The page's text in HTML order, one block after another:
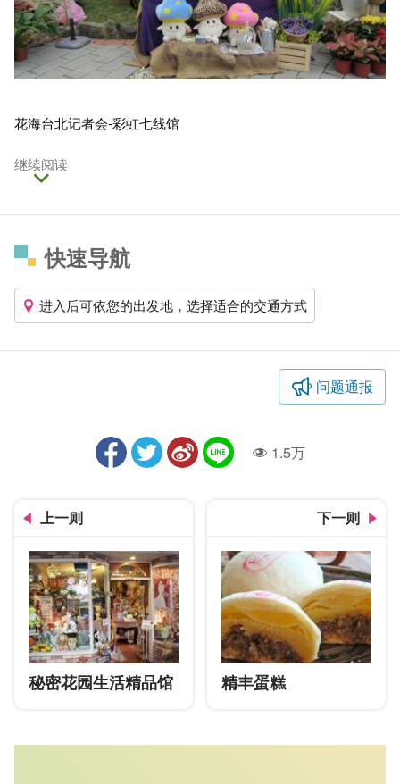
花海台北记者会-彩虹七线馆
继续阅读
快速导航
进入后可依您的出发地，选择适合的交通方式
问题通报
人气1.5万
上一则
秘密花园生活精品馆
下一则
精丰蛋糕